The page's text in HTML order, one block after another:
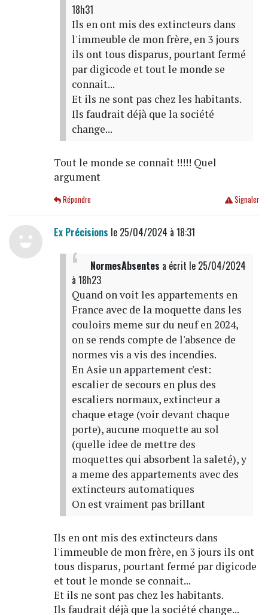
18h31
Ils en ont mis des extincteurs dans
l'immeuble de mon frère, en 3 jours
ils ont tous disparus, pourtant fermé
par digicode et tout le monde se
connait...
Et ils ne sont pas chez les habitants.
Ils faudrait déjà que la société
change...
Tout le monde se connaît !!!!! Quel
argument
Signaler
Répondre
Ex Précisions le 25/04/2024 à 18:31
NormesAbsentes a écrit le 25/04/2024
à 18h23
Quand on voit les appartements en
France avec de la moquette dans les
couloirs meme sur du neuf en 2024,
on se rends compte de l'absence de
normes vis a vis des incendies.
En Asie un appartement c'est:
escalier de secours en plus des
escaliers normaux, extincteur a
chaque etage (voir devant chaque
porte), aucune moquette au sol
(quelle idee de mettre des
moquettes qui absorbent la saleté), y
a meme des appartements avec des
extincteurs automatiques
On est vraiment pas brillant
Ils en ont mis des extincteurs dans
l'immeuble de mon frère, en 3 jours ils ont
tous disparus, pourtant fermé par digicode
et tout le monde se connait...
Et ils ne sont pas chez les habitants.
Ils faudrait déjà que la société change...